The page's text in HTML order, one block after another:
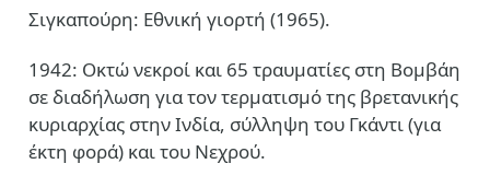
Σιγκαπούρη: Εθνική γιορτή (1965).
1942: Οκτώ νεκροί και 65 τραυματίες στη Βομβάη
σε διαδήλωση για τον τερματισμό της βρετανικής
κυριαρχίας στην Ινδία, σύλληψη του Γκάντι (για
έκτη φορά) και του Νεχρού.